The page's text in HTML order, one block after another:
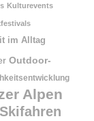
Kulturevents
im Alltag
Outdoor-
Alpen
Skifahren